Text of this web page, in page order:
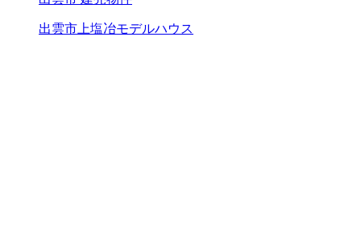
出雲市上塩冶モデルハウス